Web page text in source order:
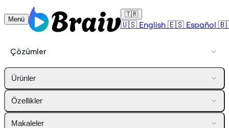
Menü
🇹🇷
🇺🇸 English 🇪🇸 Español
Çözümler
Ürünler
Özellikler
Makaleler